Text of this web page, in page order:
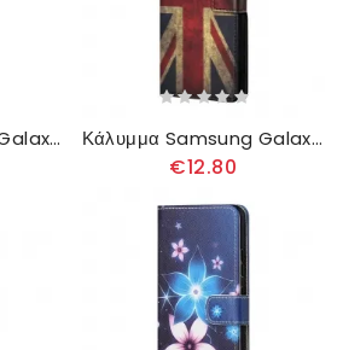
Κάλυμμα Samsung Galaxy A13 5G Αμερικανική Σημαία Κάλυμμα Samsung Galaxy A13 5G Σημαία Αγγλίας
€12.80